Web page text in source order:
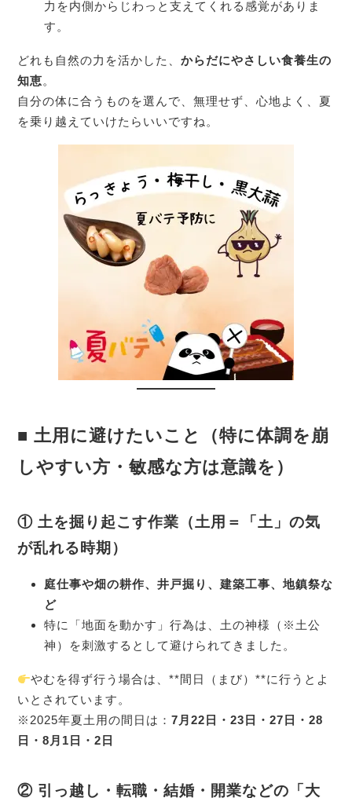
力を内側からじわっと支えてくれる感覚がありま
す。
どれも自然の力を活かした、からだにやさしい食養生の
知恵。
自分の体に合うものを選んで、無理せず、心地よく、夏
を乗り越えていけたらいいですね。
■ 土用に避けたいこと（特に体調を崩
しやすい方・敏感な方は意識を）
① 土を掘り起こす作業（土用＝「土」の気
が乱れる時期）
庭仕事や畑の耕作、井戸掘り、建築工事、地鎮祭な
ど
特に「地面を動かす」行為は、土の神様（※土公
神）を刺激するとして避けられてきました。
やむを得ず行う場合は、**間日（まび）**に行うとよ
いとされています。
※2025年夏土用の間日は：7月22日・23日・27日・28
日・8月1日・2日
② 引っ越し・転職・結婚・開業などの「大